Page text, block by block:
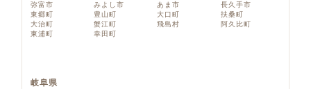
弥富市
みよし市 あま市
長久手市
東郷町
豊山町 大口町
扶桑町
大治町
蟹江町 飛島村
阿久比町
東浦町
幸田町
岐阜県